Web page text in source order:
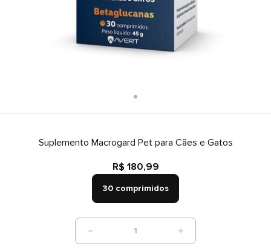
Suplemento Macrogard Pet para Cães e Gatos
R$ 180,99
30 comprimidos
1